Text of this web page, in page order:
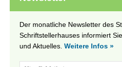
Der monatliche Newsletter des
Schriftstellerhauses informiert
und Aktuelles. Weitere Infos »